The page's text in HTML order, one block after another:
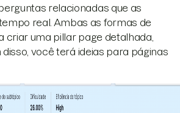
relacionadas que as
real. Ambas as formas de
criar uma pillar page detalhada,
disso, você terá ideias para páginas